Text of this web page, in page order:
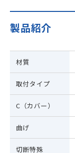
製品紹介
材質
取付タイプ
C（カバー）
曲げ
切断特殊